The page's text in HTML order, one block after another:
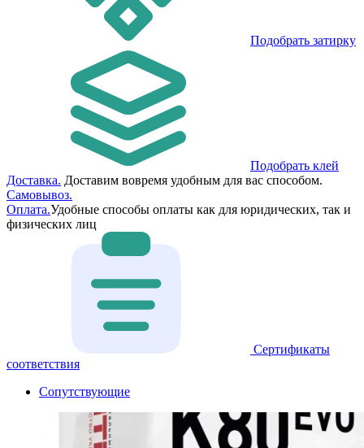
Подобрать затирку
Подобрать клей
Доставка. Доставим вовремя удобным для вас способом.
Самовывоз.
Оплата.Удобные способы оплаты как для юридических, так и
физических лиц
Сертификаты
соответствия
Сопутствующие